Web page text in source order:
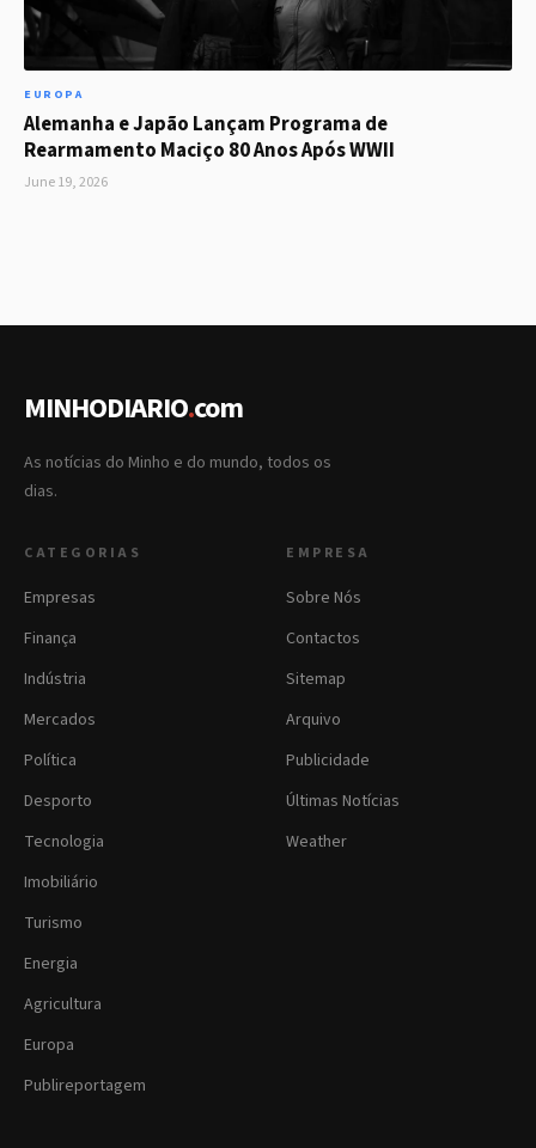
EUROPA
Alemanha e Japão Lançam Programa de
Rearmamento Maciço 80 Anos Após WWII
June 19, 2026
MINHODIARIO.com
As notícias do Minho e do mundo, todos os
dias.
CATEGORIAS
Empresas
Finança
Indústria
Mercados
Política
Desporto
Tecnologia
Imobiliário
Turismo
Energia
Agricultura
Europa
Publireportagem
EMPRESA
Sobre Nós
Contactos
Sitemap
Arquivo
Publicidade
Últimas Notícias
Weather